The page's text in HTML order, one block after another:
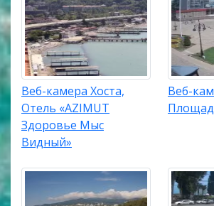
Веб-камера Хоста,
Отель «AZIMUT
Здоровье Мыс
Видный»
Веб-